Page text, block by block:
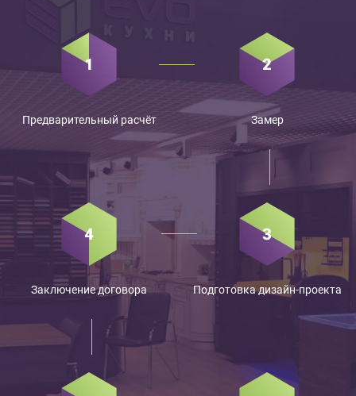
Предварительный расчёт Замер
Подготовка дизайн-проекта
Заключение договора